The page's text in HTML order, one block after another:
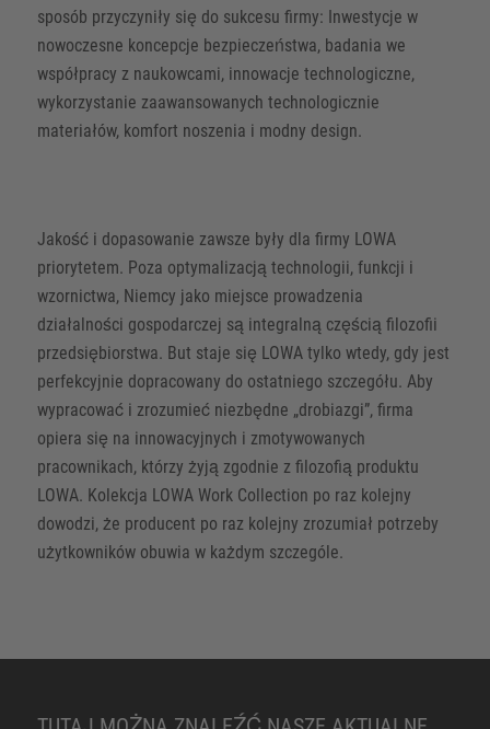
sposób przyczyniły się do sukcesu firmy: Inwestycje w
nowoczesne koncepcje bezpieczeństwa, badania we
współpracy z naukowcami, innowacje technologiczne,
wykorzystanie zaawansowanych technologicznie
materiałów, komfort noszenia i modny design.
Jakość i dopasowanie zawsze były dla firmy LOWA
priorytetem. Poza optymalizacją technologii, funkcji i
wzornictwa, Niemcy jako miejsce prowadzenia
działalności gospodarczej są integralną częścią filozofii
przedsiębiorstwa. But staje się LOWA tylko wtedy, gdy jest
perfekcyjnie dopracowany do ostatniego szczegółu. Aby
wypracować i zrozumieć niezbędne „drobiazgi”, firma
opiera się na innowacyjnych i zmotywowanych
pracownikach, którzy żyją zgodnie z filozofią produktu
LOWA. Kolekcja LOWA Work Collection po raz kolejny
dowodzi, że producent po raz kolejny zrozumiał potrzeby
użytkowników obuwia w każdym szczególe.